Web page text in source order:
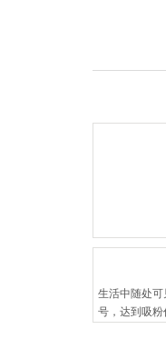
生活中随处
号，达到吸粉